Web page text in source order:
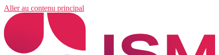
Aller au contenu principal